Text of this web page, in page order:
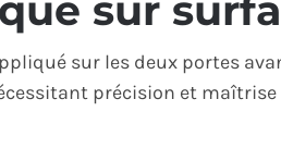
sur
sur les deux portes
précision et